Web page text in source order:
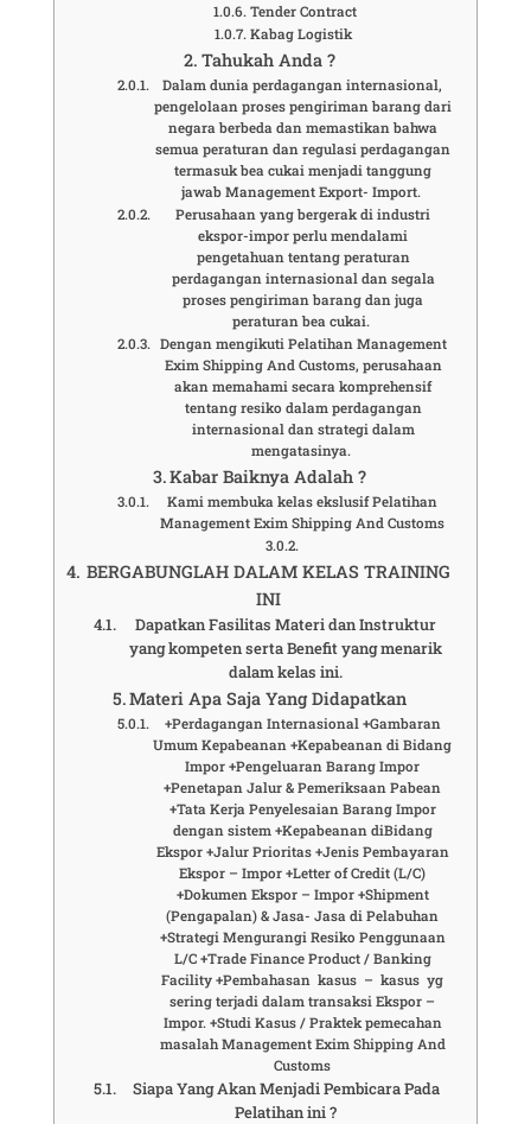
Tender Contract
Kabag Logistik
Tahukah Anda ?
Dalam dunia perdagangan internasional,
pengelolaan proses pengiriman barang dari
negara berbeda dan memastikan bahwa
semua peraturan dan regulasi perdagangan
termasuk bea cukai menjadi tanggung
jawab Management Export- Import.
Perusahaan yang bergerak di industri
ekspor-impor perlu mendalami
pengetahuan tentang peraturan
perdagangan internasional dan segala
proses pengiriman barang dan juga
peraturan bea cukai.
Dengan mengikuti Pelatihan Management
Exim Shipping And Customs, perusahaan
akan memahami secara komprehensif
tentang resiko dalam perdagangan
internasional dan strategi dalam
mengatasinya.
Kabar Baiknya Adalah ?
Kami membuka kelas ekslusif Pelatihan
Management Exim Shipping And Customs
BERGABUNGLAH DALAM KELAS TRAINING
INI
Dapatkan Fasilitas Materi dan Instruktur
yang kompeten serta Benefit yang menarik
dalam kelas ini.
Materi Apa Saja Yang Didapatkan
+Perdagangan Internasional +Gambaran
Umum Kepabeanan +Kepabeanan di Bidang
Impor +Pengeluaran Barang Impor
+Penetapan Jalur & Pemeriksaan Pabean
+Tata Kerja Penyelesaian Barang Impor
dengan sistem +Kepabeanan diBidang
Ekspor +Jalur Prioritas +Jenis Pembayaran
Ekspor – Impor +Letter of Credit (L/C)
+Dokumen Ekspor – Impor +Shipment
(Pengapalan) & Jasa- Jasa di Pelabuhan
+Strategi Mengurangi Resiko Penggunaan
L/C +Trade Finance Product / Banking
Facility +Pembahasan kasus – kasus yg
sering terjadi dalam transaksi Ekspor –
Impor. +Studi Kasus / Praktek pemecahan
masalah Management Exim Shipping And
Customs
Siapa Yang Akan Menjadi Pembicara Pada
Pelatihan ini ?